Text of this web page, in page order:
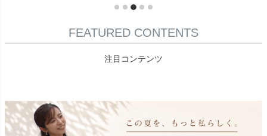
FEATURED CONTENTS
注目コンテンツ